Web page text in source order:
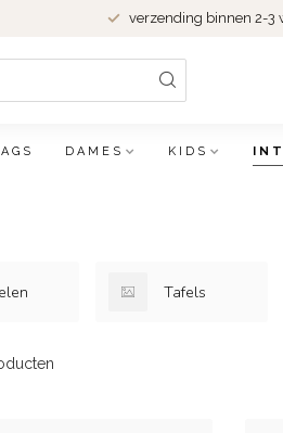
verzending binnen 2-3
DAMES KIDS
Tafels